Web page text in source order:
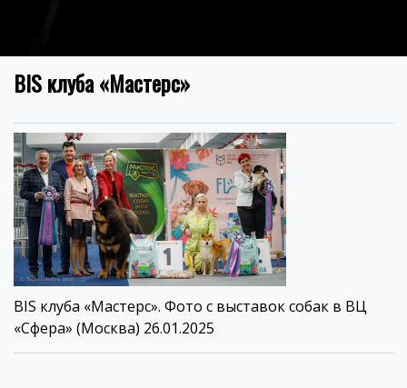
BIS клуба «Мастерс»
BIS клуба «Мастерс». Фото с выставок собак в ВЦ
«Сфера» (Москва) 26.01.2025